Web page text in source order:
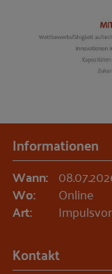
Informationen
Wann:
Wo: Online
Art:
Kontakt